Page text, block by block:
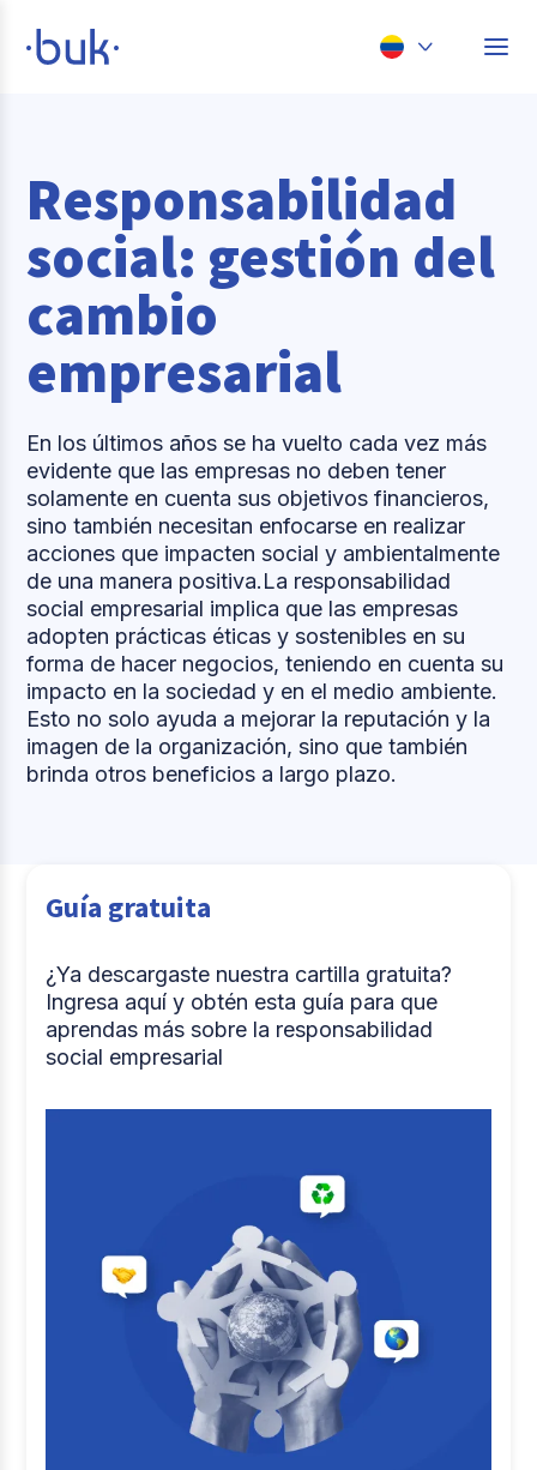
Perú
México
Responsabilidad
social: gestión del
cambio
empresarial
En los últimos años se ha vuelto cada vez más
evidente que las empresas no deben tener
solamente en cuenta sus objetivos financieros,
sino también necesitan enfocarse en realizar
acciones que impacten social y ambientalmente
de una manera positiva.La responsabilidad
social empresarial implica que las empresas
adopten prácticas éticas y sostenibles en su
forma de hacer negocios, teniendo en cuenta su
impacto en la sociedad y en el medio ambiente.
Esto no solo ayuda a mejorar la reputación y la
imagen de la organización, sino que también
brinda otros beneficios a largo plazo.
Guía gratuita
¿Ya descargaste nuestra cartilla gratuita?
Ingresa aquí y obtén esta guía para que
aprendas más sobre la responsabilidad
social empresarial